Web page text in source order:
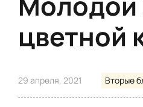
цветной
29 апреля, 2021 Вторые